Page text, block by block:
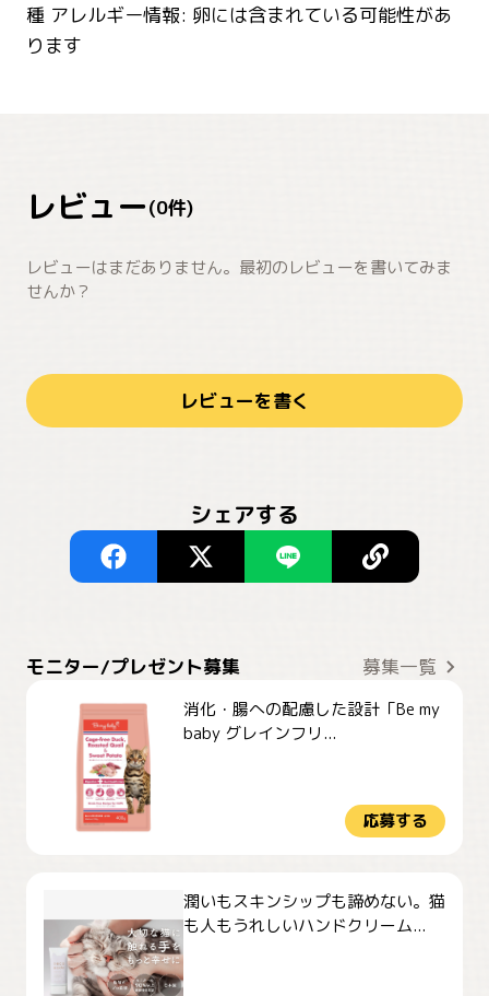
種 アレルギー情報: 卵には含まれている可能性があ
レビュー(0件)
レビューはまだありません。最初のレビューを書いてみま
せんか？
レビューを書く
シェアする
モニター/プレゼント募集 募集一覧
消化・腸への配慮した設計「Be my
baby グレインフリ...
応募する
潤いもスキンシップも諦めない。猫
も人もうれしいハンドクリーム...